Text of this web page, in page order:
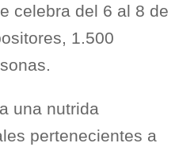
celebra del 6 al 8 de
1.500
una nutrida
pertenecientes a